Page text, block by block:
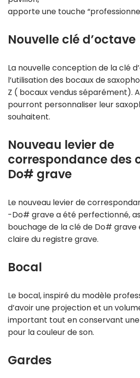
apporte une touche
Nouvelle clé d’octave
La nouvelle conception de la clé
l’utilisation des bocaux de
Z ( bocaux vendus séparément).
pourront personnaliser leur
souhaitent.
Nouveau levier de
correspondance des
Do# grave
Le nouveau levier de
-Do# grave a été perfectionné,
bouchage de la clé de Do# grave
claire du registre grave.
Bocal
Le bocal, inspiré du modèle
d’avoir une projection et un
important tout en conservant
pour la couleur de son.
Gardes